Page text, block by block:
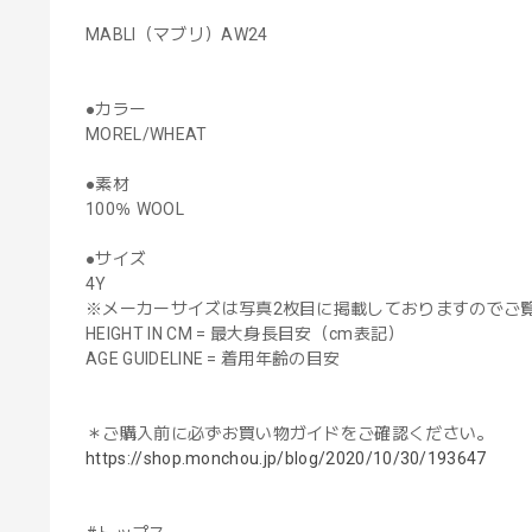
MABLI（マブリ）AW24
●カラー
MOREL/WHEAT
●素材
100％ WOOL
●サイズ
4Y
※メーカーサイズは写真2枚目に掲載しておりますのでご
HEIGHT IN CM = 最大身長目安（cm表記）
AGE GUIDELINE = 着用年齢の目安
＊ご購入前に必ずお買い物ガイドをご確認ください。
https://shop.monchou.jp/blog/2020/10/30/193647